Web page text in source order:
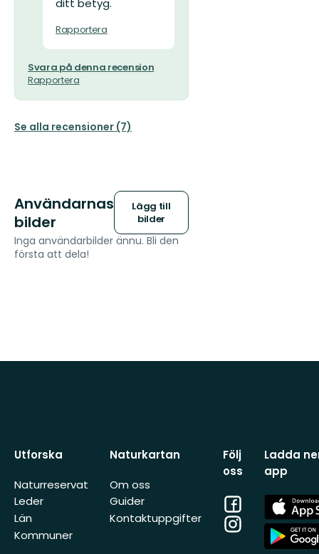
ditt betyg.
Rapportera
Svara på denna recension
Rapportera
Se alla recensioner (7)
Användarnas
bilder
Lägg till
bilder
Inga användarbilder ännu. Bli den
första att dela!
Utforska
Naturreservat
Leder
Län
Kommuner
Naturkartan
Om oss
Guider
Kontaktuppgifter
Följ
oss
Facebook
Instagram
Ladda
app
App
Store
App
Store